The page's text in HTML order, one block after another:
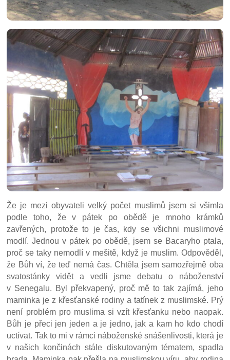
Že je mezi obyvateli velký počet muslimů jsem si všimla
podle toho, že v pátek po obědě je mnoho krámků
zavřených, protože to je čas, kdy se všichni muslimové
modlí. Jednou v pátek po obědě, jsem se Bacaryho ptala,
proč se taky nemodlí v mešitě, když je muslim. Odpověděl,
že Bůh ví, že teď nemá čas. Chtěla jsem samozřejmě oba
svatostánky vidět a vedli jsme debatu o náboženství
v Senegalu. Byl překvapený, proč mě to tak zajímá, jeho
maminka je z křesťanské rodiny a tatínek z muslimské. Prý
není problém pro muslima si vzít křesťanku nebo naopak.
Bůh je přeci jen jeden a je jedno, jak a kam ho kdo chodí
uctívat. Tak to mi v rámci náboženské snášenlivosti, která je
v našich končinách stále diskutovaným tématem, spadla